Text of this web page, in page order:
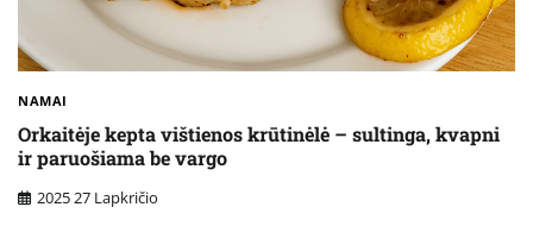
NAMAI
Orkaitėje kepta vištienos krūtinėlė – sultinga, kvapni
ir paruošiama be vargo
2025 27 Lapkričio